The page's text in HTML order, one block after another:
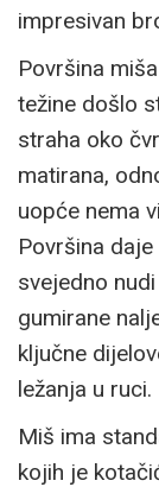
impresivan
Površina
težine došlo
straha oko
matirana,
uopće nema
Površina
svejedno
gumirane
ključne
ležanja u ruci.
Miš ima
kojih je